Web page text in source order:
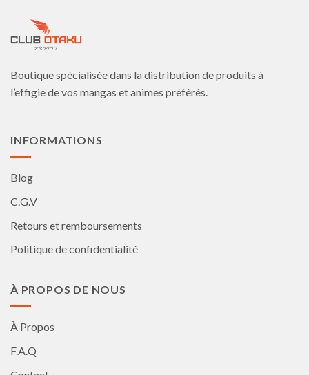
être
sur
la
Boutique spécialisée dans la distribution de produits à
l’effigie de vos mangas et animes préférés.
INFORMATIONS
Blog
C.G.V
Retours et remboursements
Politique de confidentialité
À PROPOS DE NOUS
À Propos
F.A.Q